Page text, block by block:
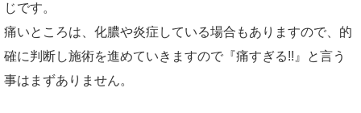
じです。
痛いところは、化膿や炎症している場合もありますので、的
確に判断し施術を進めていきますので『痛すぎる!!』と言う
事はまずありません。